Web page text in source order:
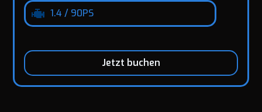
1.4 / 90PS
Jetzt buchen